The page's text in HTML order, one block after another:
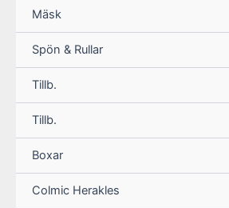
Mäsk
Spön & Rullar
Tillb.
Tillb.
Boxar
Colmic Herakles